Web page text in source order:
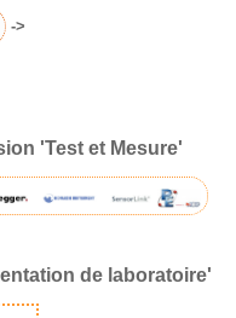
->
'Test et Mesure'
de laboratoire'